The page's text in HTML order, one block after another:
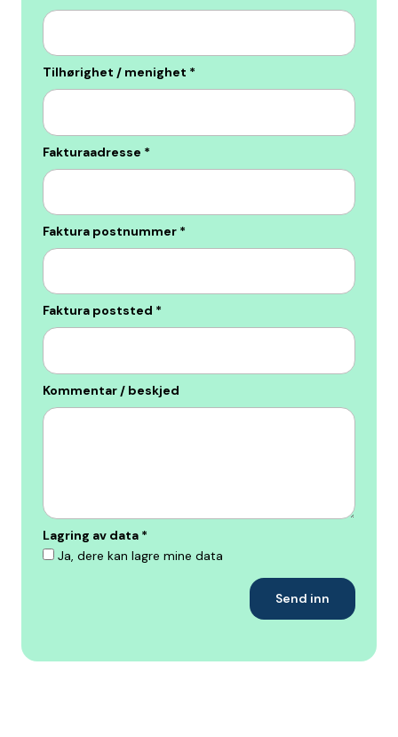
Tilhørighet / menighet *
Fakturaadresse *
Faktura postnummer *
Faktura poststed *
Kommentar / beskjed
Lagring av data *
Ja, dere kan lagre mine data